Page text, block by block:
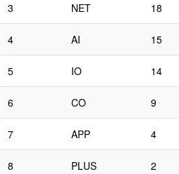
3 NET 18
4 AI 15
5 IO 14
6 CO 9
7 APP 4
8 PLUS 2